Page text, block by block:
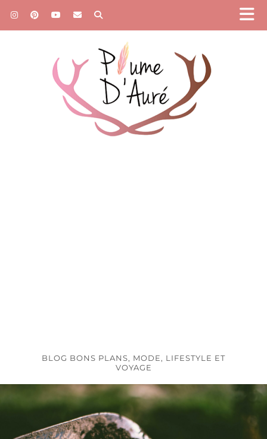
BLOG BONS PLANS, MODE, LIFESTYLE ET
VOYAGE